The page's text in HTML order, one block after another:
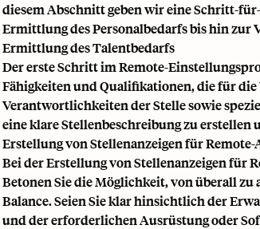
diesem Abschnitt geben wir eine Schritt-
Ermittlung des Personalbedarfs bis hin zur
Ermittlung des Talentbedarfs
Der erste Schritt im Remote-
Fähigkeiten und Qualifikationen, die für
Verantwortlichkeiten der Stelle sowie
eine klare Stellenbeschreibung zu
Erstellung von Stellenanzeigen für
Bei der Erstellung von Stellenanzeigen für
Betonen Sie die Möglichkeit, von überall zu
Balance. Seien Sie klar hinsichtlich der
und der erforderlichen Ausrüstung oder